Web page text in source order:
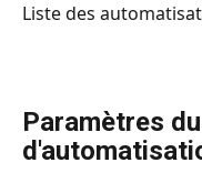
Liste des
Paramètres